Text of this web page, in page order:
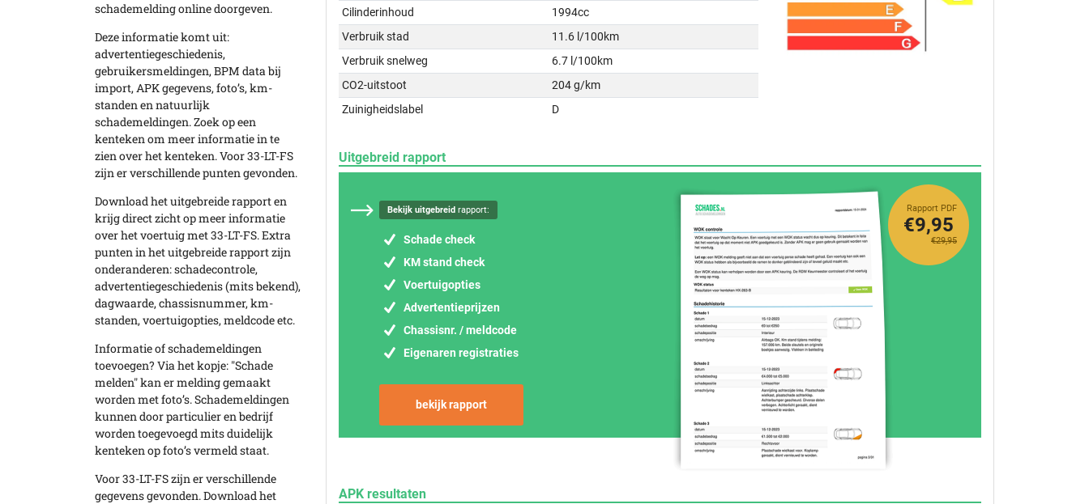
schademelding online doorgeven.
Deze informatie komt uit:
advertentiegeschiedenis,
gebruikersmeldingen, BPM data bij
import, APK gegevens, foto’s, km-
standen en natuurlijk
schademeldingen. Zoek op een
kenteken om meer informatie in te
zien over het kenteken. Voor 33-LT-FS
zijn er verschillende punten gevonden.
Download het uitgebreide rapport en
krijg direct zicht op meer informatie
over het voertuig met 33-LT-FS. Extra
punten in het uitgebreide rapport zijn
onderanderen: schadecontrole,
advertentiegeschiedenis (mits bekend),
dagwaarde, chassisnummer, km-
standen, voertuigopties, meldcode etc.
Informatie of schademeldingen
toevoegen? Via het kopje: "Schade
melden" kan er melding gemaakt
worden met foto’s. Schademeldingen
kunnen door particulier en bedrijf
worden toegevoegd mits duidelijk
kenteken op foto’s vermeld staat.
Voor 33-LT-FS zijn er verschillende
gegevens gevonden. Download het
Cilinderinhoud
1994cc
Verbruik stad
11.6 l/100km
Verbruik snelweg
6.7 l/100km
CO2-uitstoot
204 g/km
Zuinigheidslabel
D
Uitgebreid rapport
Bekijk uitgebreid rapport:
Schade check
KM stand check
Voertuigopties
Advertentieprijzen
Chassisnr. / meldcode
Eigenaren registraties
bekijk rapport
Rapport PDF
€29,95
€9,95
APK resultaten